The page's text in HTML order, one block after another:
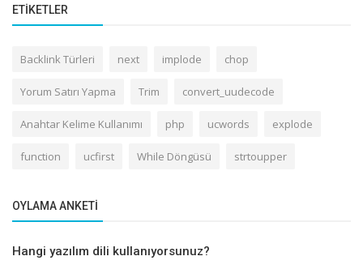
ETIKETLER
Backlink Türleri next implode chop
Yorum Satırı Yapma Trim convert_uudecode
Anahtar Kelime Kullanımı php ucwords explode
function ucfirst While Döngüsü strtoupper
OYLAMA ANKETI
Hangi yazılım dili kullanıyorsunuz?